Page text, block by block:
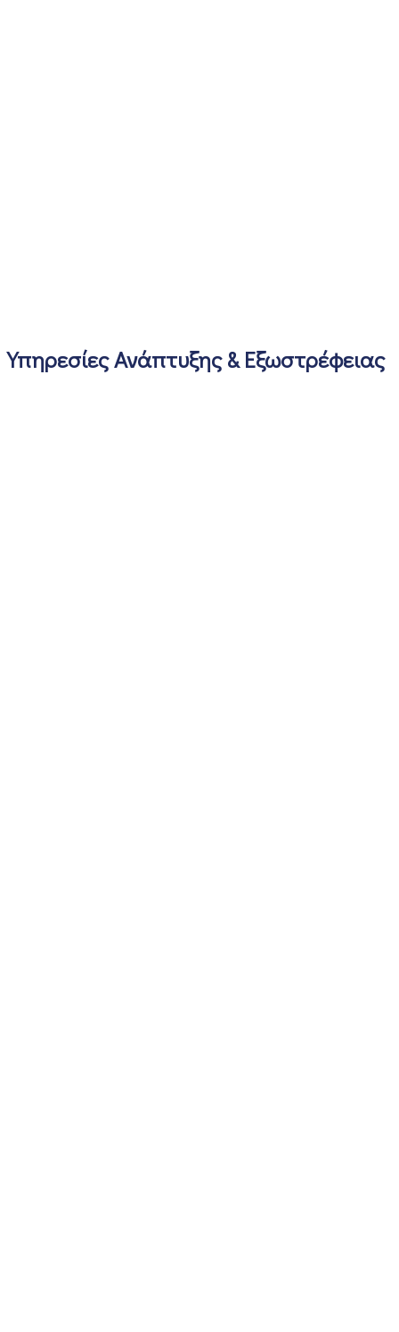
Υπηρεσίες Ανάπτυξης & Εξωστρέφειας